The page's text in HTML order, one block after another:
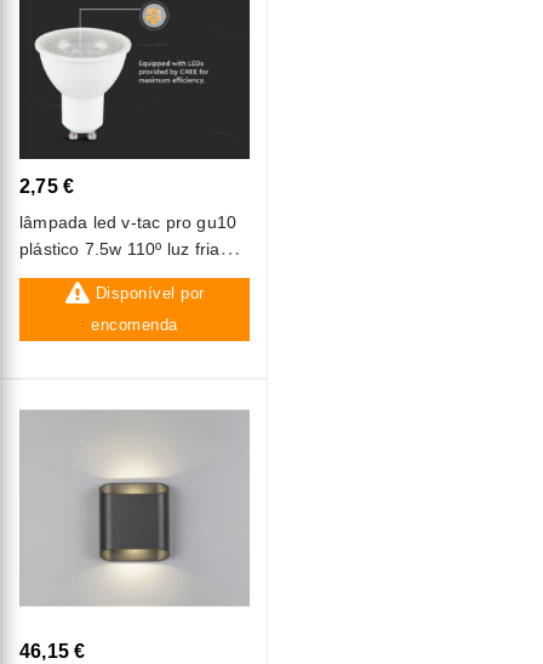
2,75 €
lâmpada led v-tac pro gu10
plástico 7.5w 110º luz fria
(6500k)
Disponível por
encomenda
46,15 €